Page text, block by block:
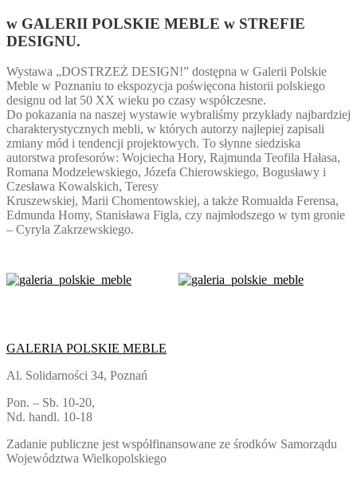
w GALERII POLSKIE MEBLE w STREFIE
DESIGNU.
Wystawa „DOSTRZEŻ DESIGN!” dostępna w Galerii Polskie
Meble w Poznaniu to ekspozycja poświęcona historii polskiego
designu od lat 50 XX wieku po czasy współczesne.
Do pokazania na naszej wystawie wybraliśmy przykłady najbardziej
charakterystycznych mebli, w których autorzy najlepiej zapisali
zmiany mód i tendencji projektowych. To słynne siedziska
autorstwa profesorów: Wojciecha Hory, Rajmunda Teofila Hałasa,
Romana Modzelewskiego, Józefa Chierowskiego, Bogusławy i
Czesława Kowalskich, Teresy
Kruszewskiej, Marii Chomentowskiej, a także Romualda Ferensa,
Edmunda Homy, Stanisława Figla, czy najmłodszego w tym gronie
– Cyryla Zakrzewskiego.
GALERIA POLSKIE MEBLE
Al. Solidarności 34, Poznań
Pon. – Sb. 10-20,
Nd. handl. 10-18
Zadanie publiczne jest współfinansowane ze środków Samorządu
Województwa Wielkopolskiego